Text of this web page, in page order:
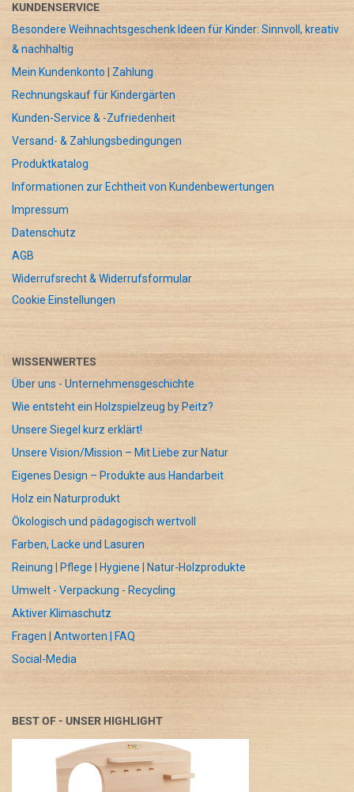
KUNDENSERVICE
Besondere Weihnachtsgeschenk Ideen für Kinder: Sinnvoll, kreativ
& nachhaltig
Mein Kundenkonto | Zahlung
Rechnungskauf für Kindergärten
Kunden-Service & -Zufriedenheit
Versand- & Zahlungsbedingungen
Produktkatalog
Informationen zur Echtheit von Kundenbewertungen
Impressum
Datenschutz
AGB
Widerrufsrecht & Widerrufsformular
Cookie Einstellungen
WISSENWERTES
Über uns - Unternehmensgeschichte
Wie entsteht ein Holzspielzeug by Peitz?
Unsere Siegel kurz erklärt!
Unsere Vision/Mission – Mit Liebe zur Natur
Eigenes Design – Produkte aus Handarbeit
Holz ein Naturprodukt
Ökologisch und pädagogisch wertvoll
Farben, Lacke und Lasuren
Reinung | Pflege | Hygiene | Natur-Holzprodukte
Umwelt - Verpackung - Recycling
Aktiver Klimaschutz
Fragen | Antworten | FAQ
Social-Media
BEST OF - UNSER HIGHLIGHT